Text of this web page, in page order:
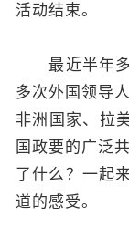
活动结束。
最近半年多
多次外国领导
非洲国家、拉
国政要的广泛
了什么？一起
道的感受。